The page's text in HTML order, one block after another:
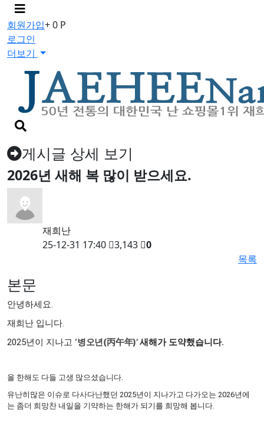
메
뉴
버
튼
회원가입+ 0 P
로그인
더보기
검
색
버
튼게시글 상세 보기
2026년 새해 복 많이 받으세요.
재희난
25-12-31 17:40
3,143
0
목록
본문
안녕하세요.
재희난 입니다.
2025년이 지나고 ‘병오년(丙午年)’새해가 도약했습니다.
올 한해도 다들 고생 많으셨습니다.
유난히많은 이슈로 다사다난했던 2025년이 지나가고 다가오는 2026년에
는 좀더 희망찬 내일을 기약하는 한해가 되기를 희망해 봅니다.